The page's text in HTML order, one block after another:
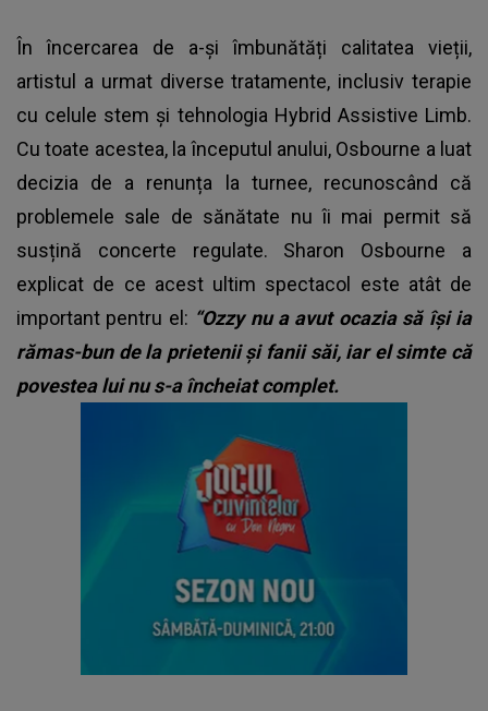
În încercarea de a-și îmbunătăți calitatea vieții,
artistul a urmat diverse tratamente, inclusiv terapie
cu celule stem și tehnologia Hybrid Assistive Limb.
Cu toate acestea, la începutul anului, Osbourne a luat
decizia de a renunța la turnee, recunoscând că
problemele sale de sănătate nu îi mai permit să
susțină concerte regulate. Sharon Osbourne a
explicat de ce acest ultim spectacol este atât de
important pentru el: “Ozzy nu a avut ocazia să își ia
rămas-bun de la prietenii și fanii săi, iar el simte că
povestea lui nu s-a încheiat complet.